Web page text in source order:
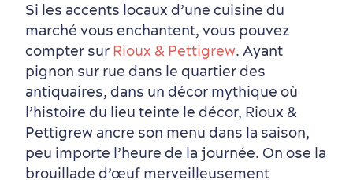
En famille
Si les accents locaux d’une cuisine du
marché vous enchantent, vous pouvez
compter sur Rioux & Pettigrew. Ayant
pignon sur rue dans le quartier des
antiquaires, dans un décor mythique où
l’histoire du lieu teinte le décor, Rioux &
Pettigrew ancre son menu dans la saison,
peu importe l’heure de la journée. On ose la
brouillade d’œuf merveilleusement